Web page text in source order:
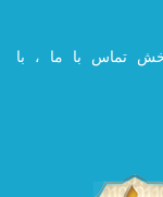
تماس با ما ، با